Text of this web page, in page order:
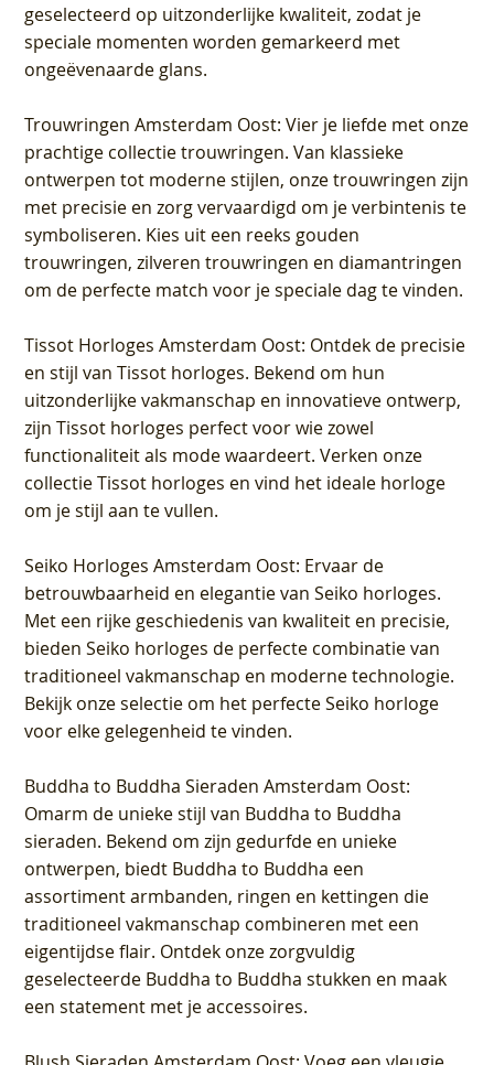
geselecteerd op uitzonderlijke kwaliteit, zodat je
speciale momenten worden gemarkeerd met
ongeëvenaarde glans.
Trouwringen Amsterdam Oost: Vier je liefde met onze
prachtige collectie trouwringen. Van klassieke
ontwerpen tot moderne stijlen, onze trouwringen zijn
met precisie en zorg vervaardigd om je verbintenis te
symboliseren. Kies uit een reeks gouden
trouwringen, zilveren trouwringen en diamantringen
om de perfecte match voor je speciale dag te vinden.
Tissot Horloges Amsterdam Oost: Ontdek de precisie
en stijl van Tissot horloges. Bekend om hun
uitzonderlijke vakmanschap en innovatieve ontwerp,
zijn Tissot horloges perfect voor wie zowel
functionaliteit als mode waardeert. Verken onze
collectie Tissot horloges en vind het ideale horloge
om je stijl aan te vullen.
Seiko Horloges Amsterdam Oost: Ervaar de
betrouwbaarheid en elegantie van Seiko horloges.
Met een rijke geschiedenis van kwaliteit en precisie,
bieden Seiko horloges de perfecte combinatie van
traditioneel vakmanschap en moderne technologie.
Bekijk onze selectie om het perfecte Seiko horloge
voor elke gelegenheid te vinden.
Buddha to Buddha Sieraden Amsterdam Oost:
Omarm de unieke stijl van Buddha to Buddha
sieraden. Bekend om zijn gedurfde en unieke
ontwerpen, biedt Buddha to Buddha een
assortiment armbanden, ringen en kettingen die
traditioneel vakmanschap combineren met een
eigentijdse flair. Ontdek onze zorgvuldig
geselecteerde Buddha to Buddha stukken en maak
een statement met je accessoires.